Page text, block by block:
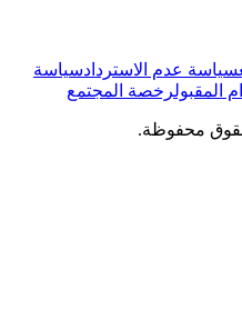
سياسة عدم الاستردادسياسة
المقبولرخصة المجتمع